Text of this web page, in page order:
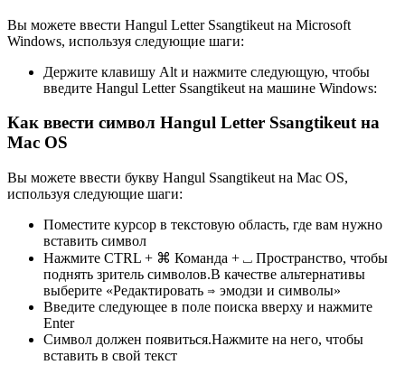
Вы можете ввести Hangul Letter Ssangtikeut на Microsoft
Windows, используя следующие шаги:
Держите клавишу Alt и нажмите следующую, чтобы
введите Hangul Letter Ssangtikeut на машине Windows:
Как ввести символ Hangul Letter Ssangtikeut на
Mac OS
Вы можете ввести букву Hangul Ssangtikeut на Mac OS,
используя следующие шаги:
Поместите курсор в текстовую область, где вам нужно
вставить символ
Нажмите CTRL + ⌘ Команда + ⎵ Пространство, чтобы
поднять зритель символов.В качестве альтернативы
выберите «Редактировать ⇒ эмодзи и символы»
Введите следующее в поле поиска вверху и нажмите
Enter
Символ должен появиться.Нажмите на него, чтобы
вставить в свой текст